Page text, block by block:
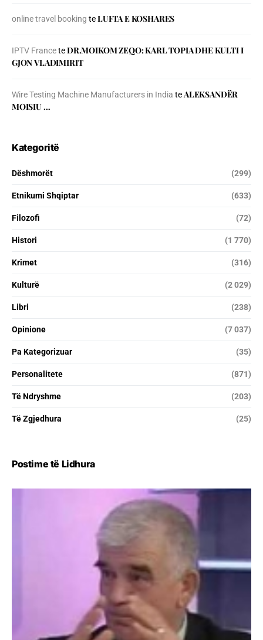
online travel booking teLUFTA E KOSHARES
IPTV FranceteDR.MOIKOM ZEQO: KARL TOPIA DHE KULTI I
GJON VLADIMIRIT
Wire Testing Machine Manufacturers in India teALEKSANDËR
MOISIU …
Kategoritë
Dëshmorët (299)
Etnikumi Shqiptar (633)
Filozofi (72)
Histori (1 770)
Krimet (316)
Kulturë (2 029)
Libri (238)
Opinione (7 037)
Pa Kategorizuar (35)
Personalitete (871)
Të Ndryshme (203)
Të Zgjedhura (25)
Postime të Lidhura